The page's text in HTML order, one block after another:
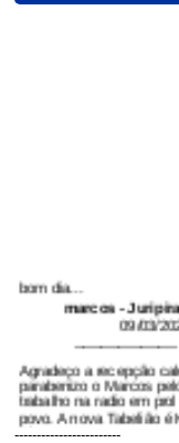
bom dia...
marcos -
09/03/
Agradeço a recepção
parabenizo o Marcos
trabalho na radio em
povo. A nova Tabelião é
Alvares...
------------------------